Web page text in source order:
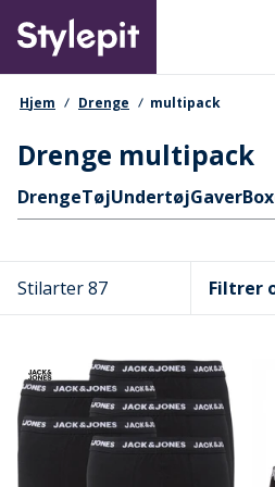
main
content
Primary departments
navigationssti
Hjem Drenge multipack
Drenge multipack
Hurtige links
DrengeTøjUndertøjGaver
Stilarter 87 Filtrer